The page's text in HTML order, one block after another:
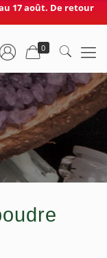
17 août. De retour
0